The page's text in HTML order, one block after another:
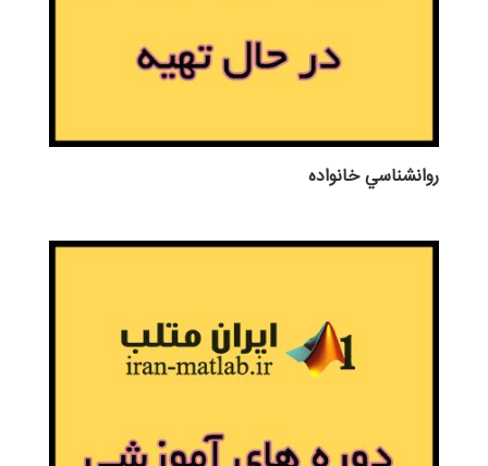
روانشناسي خانواده